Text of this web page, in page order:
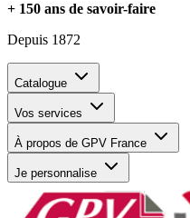
+ 150 ans de savoir-faire
Depuis 1872
Catalogue
Vos services
À propos de GPV France
Je personnalise